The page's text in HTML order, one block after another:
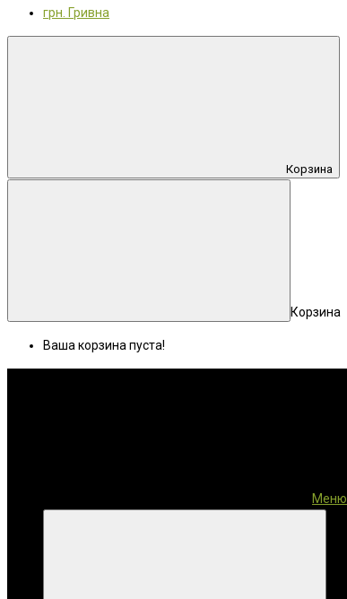
грн. Гривна
Корзина
Корзина
Ваша корзина пуста!
Меню